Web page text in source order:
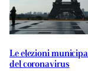
Le elezioni
del coronavirus